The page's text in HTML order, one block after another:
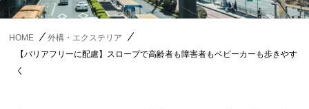
HOME
外構・エクステリア
【バリアフリーに配慮】スロープで高齢者も障害者もベビーカーも歩きやす
く